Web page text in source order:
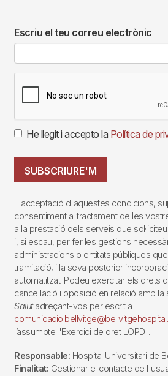
Escriu el teu correu electrònic
He llegit i accepto la Política de
SUBSCRIURE'M
L'acceptació d'aquestes condicions,
consentiment al tractament de les
a la prestació dels serveis que
i, si escau, per fer les gestions
administracions o entitats públiques
tramitació, i la seva posterior
automatitzat. Podeu exercitar els drets
cancel·lació i oposició en relació amb
Salutadreçant-vos per escrit a
l’assumpte "Exercici de dret LOPD".
Responsable: Hospital Universitari de
Finalitat: Gestionar el contacte de